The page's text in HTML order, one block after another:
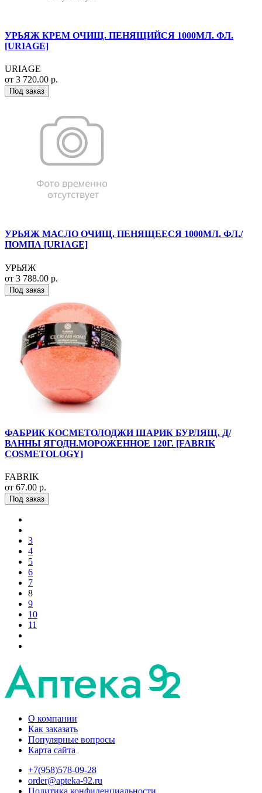
УРЬЯЖ КРЕМ ОЧИЩ. ПЕНЯЩИЙСЯ 1000МЛ. ФЛ.
[URIAGE]
URIAGE
от 3 720.00 р.
Под заказ
УРЬЯЖ МАСЛО ОЧИЩ. ПЕНЯЩЕЕСЯ 1000МЛ. ФЛ./
ПОМПА [URIAGE]
УРЬЯЖ
от 3 788.00 р.
Под заказ
ФАБРИК КОСМЕТОЛОДЖИ ШАРИК БУРЛЯЩ. Д/
ВАННЫ ЯГОДН.МОРОЖЕННОЕ 120Г. [FABRIK
COSMETOLOGY]
FABRIK
от 67.00 р.
Под заказ
3
4
5
6
7
8
9
10
11
О компании
Как заказать
Популярные вопросы
Карта сайта
+7(958)578-09-28
order@apteka-92.ru